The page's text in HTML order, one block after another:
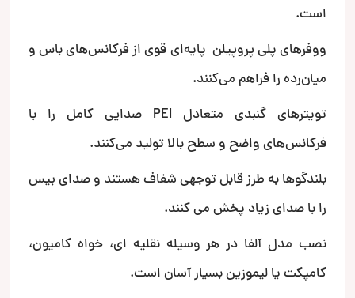
است.
ووفرهای پلی پروپیلن پایه‌ای قوی از فرکانس‌های باس و
میان‌رده را فراهم می‌کنند.
تویترهای گنبدی متعادل PEI صدایی کامل را با
فرکانس‌های واضح و سطح بالا تولید می‌کنند.
بلندگوها به طرز قابل توجهی شفاف هستند و صدای بیس
را با صدای زیاد پخش می کنند.
نصب مدل آلفا در هر وسیله نقلیه ای، خواه کامیون،
کامپکت یا لیموزین بسیار آسان است.